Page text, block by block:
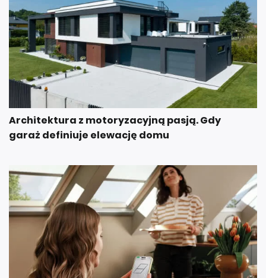
Architektura z motoryzacyjną pasją. Gdy
garaż definiuje elewację domu